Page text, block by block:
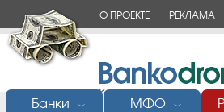
О ПРОЕКТЕ РЕКЛАМА
Банки ﹀ МФО ﹀